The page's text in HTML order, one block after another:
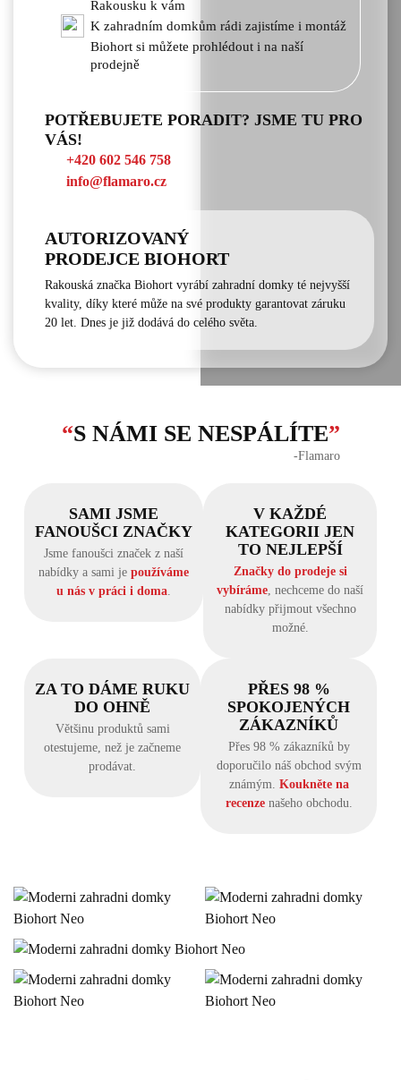
Rakousku k vám
K zahradním domkům rádi zajistíme i montáž
Biohort si můžete prohlédout i na naší
prodejně
POTŘEBUJETE PORADIT? JSME TU PRO
VÁS!
+420 602 546 758
info@flamaro.cz
AUTORIZOVANÝ
PRODEJCE BIOHORT
Rakouská značka Biohort vyrábí zahradní domky té nejvyšší
kvality, díky které může na své produkty garantovat záruku
20 let. Dnes je již dodává do celého světa.
“S NÁMI SE NESPÁLÍTE”
‐Flamaro
SAMI JSME
FANOUŠCI ZNAČKY
Jsme fanoušci značek z naší
nabídky a sami je používáme
u nás v práci i doma.
V KAŽDÉ
KATEGORII JEN
TO NEJLEPŠÍ
Značky do prodeje si
vybíráme, nechceme do naší
nabídky přijmout všechno
možné.
ZA TO DÁME RUKU
DO OHNĚ
Většinu produktů sami
otestujeme, než je začneme
prodávat.
PŘES 98 %
SPOKOJENÝCH
ZÁKAZNÍKŮ
Přes 98 % zákazníků by
doporučilo náš obchod svým
známým. Koukněte na
recenzenašeho obchodu.